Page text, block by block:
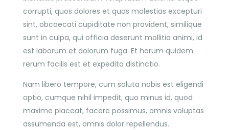
corrupti, quos dolores et quas molestias excepturi
sint, obcaecati cupiditate non provident, similique
sunt in culpa, qui officia deserunt mollitia animi, id
est laborum et dolorum fuga. Et harum quidem
rerum facilis est et expedita distinctio.
Nam libero tempore, cum soluta nobis est eligendi
optio, cumque nihil impedit, quo minus id, quod
maxime placeat, facere possimus, omnis voluptas
assumenda est, omnis dolor repellendus.